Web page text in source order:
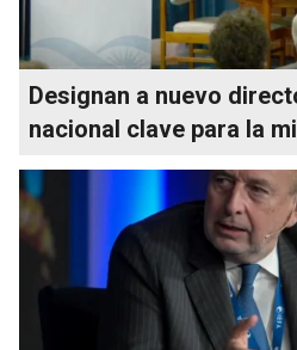
Designan a nuevo
nacional clave para la